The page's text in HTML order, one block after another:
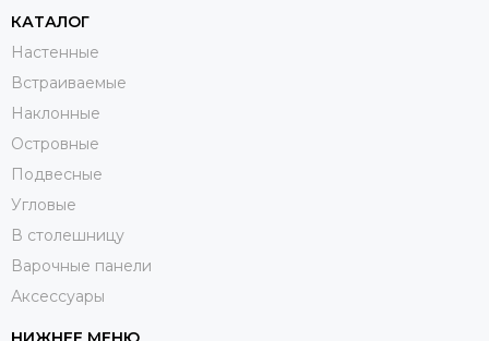
КАТАЛОГ
Настенные
Встраиваемые
Наклонные
Островные
Подвесные
Угловые
В столешницу
Варочные панели
Аксессуары